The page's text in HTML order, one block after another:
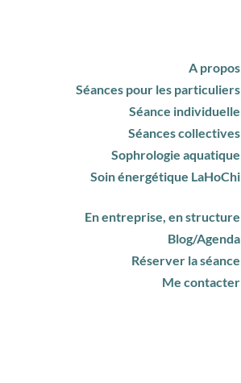
A propos
Séances pour les particuliers
Séance individuelle
Séances collectives
Sophrologie aquatique
Soin énergétique LaHoChi
En entreprise, en structure
Blog/Agenda
Réserver la séance
Me contacter